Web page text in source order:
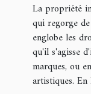
La propriété
qui regorge
englobe les
qu'il s'agisse
marques, ou
artistiques. En